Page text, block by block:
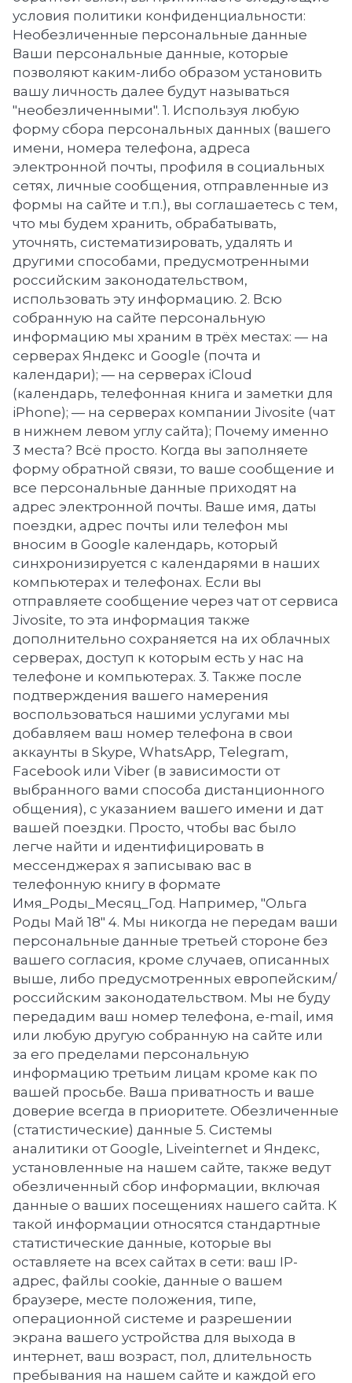
условия политики конфиденциальности:
Необезличенные персональные данные
Ваши персональные данные, которые
позволяют каким-либо образом установить
вашу личность далее будут называться
"необезличенными". 1. Используя любую
форму сбора персональных данных (вашего
имени, номера телефона, адреса
электронной почты, профиля в социальных
сетях, личные сообщения, отправленные из
формы на сайте и т.п.), вы соглашаетесь с тем,
что мы будем хранить, обрабатывать,
уточнять, систематизировать, удалять и
другими способами, предусмотренными
российским законодательством,
использовать эту информацию. 2. Всю
собранную на сайте персональную
информацию мы храним в трёх местах: — на
серверах Яндекс и Google (почта и
календари); — на серверах iCloud
(календарь, телефонная книга и заметки для
iPhone); — на серверах компании Jivosite (чат
в нижнем левом углу сайта); Почему именно
3 места? Всё просто. Когда вы заполняете
форму обратной связи, то ваше сообщение и
все персональные данные приходят на
адрес электронной почты. Ваше имя, даты
поездки, адрес почты или телефон мы
вносим в Google календарь, который
синхронизируется с календарями в наших
компьютерах и телефонах. Если вы
отправляете сообщение через чат от сервиса
Jivosite, то эта информация также
дополнительно сохраняется на их облачных
серверах, доступ к которым есть у нас на
телефоне и компьютерах. 3. Также после
подтверждения вашего намерения
воспользоваться нашими услугами мы
добавляем ваш номер телефона в свои
аккаунты в Skype, WhatsApp, Telegram,
Facebook или Viber (в зависимости от
выбранного вами способа дистанционного
общения), с указанием вашего имени и дат
вашей поездки. Просто, чтобы вас было
легче найти и идентифицировать в
мессенджерах я записываю вас в
телефонную книгу в формате
Имя_Роды_Месяц_Год. Например, "Ольга
Роды Май 18" 4. Мы никогда не передам ваши
персональные данные третьей стороне без
вашего согласия, кроме случаев, описанных
выше, либо предусмотренных европейским/
российским законодательством. Мы не буду
передадим ваш номер телефона, e-mail, имя
или любую другую собранную на сайте или
за его пределами персональную
информацию третьим лицам кроме как по
вашей просьбе. Ваша приватность и ваше
доверие всегда в приоритете. Обезличенные
(статистические) данные 5. Системы
аналитики от Google, Liveinternet и Яндекс,
установленные на нашем сайте, также ведут
обезличенный сбор информации, включая
данные о ваших посещениях нашего сайта. К
такой информации относятся стандартные
статистические данные, которые вы
оставляете на всех сайтах в сети: ваш IP-
адрес, файлы cookie, данные о вашем
браузере, месте положения, типе,
операционной системе и разрешении
экрана вашего устройства для выхода в
интернет, ваш возраст, пол, длительность
пребывания на нашем сайте и каждой его